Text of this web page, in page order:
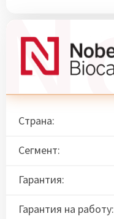
Страна:
Сегмент:
Гарантия:
Гарантия на работу: